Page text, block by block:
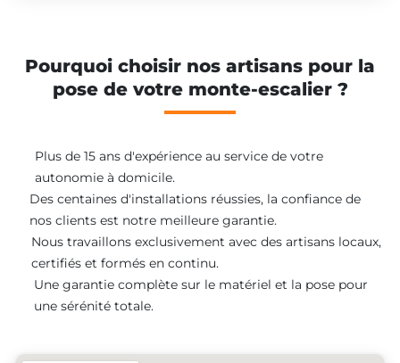
Pourquoi choisir nos artisans pour la
pose de votre monte-escalier ?
Plus de 15 ans d'expérience au service de votre
autonomie à domicile.
Des centaines d'installations réussies, la confiance de
nos clients est notre meilleure garantie.
Nous travaillons exclusivement avec des artisans locaux,
certifiés et formés en continu.
Une garantie complète sur le matériel et la pose pour
une sérénité totale.